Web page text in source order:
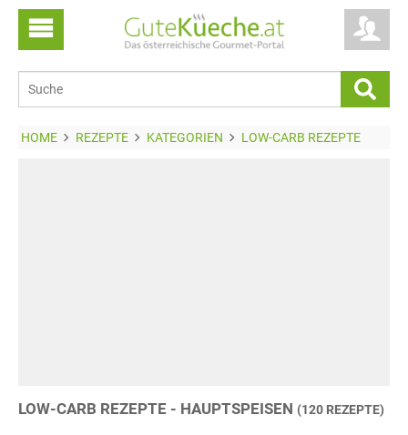
HOME REZEPTE KATEGORIEN LOW-CARB REZEPTE
LOW-CARB REZEPTE - HAUPTSPEISEN (120 REZEPTE)